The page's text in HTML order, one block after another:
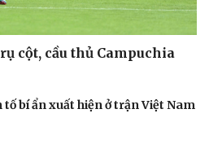
cột, cầu thủ Campuchia
bí ẩn xuất hiện ở trận Việt Nam